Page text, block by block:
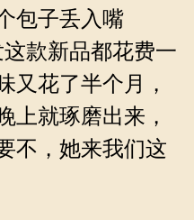
包子丢入嘴
款新品都花费一
又花了半个月，
上就琢磨出来，
不，她来我们这